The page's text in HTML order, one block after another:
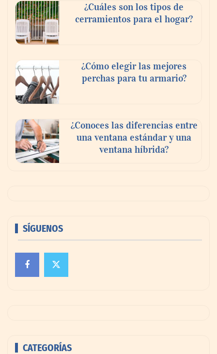
¿Cuáles son los tipos de
cerramientos para el hogar?
¿Cómo elegir las mejores
perchas para tu armario?
¿Conoces las diferencias entre
una ventana estándar y una
ventana híbrida?
SÍGUENOS
CATEGORÍAS